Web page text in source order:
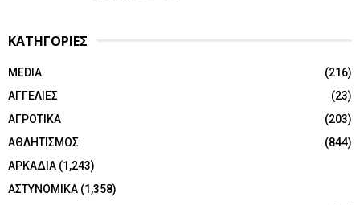
ΚΑΤΗΓΟΡΙΕΣ
MEDIA
(216)
ΑΓΓΕΛΙΕΣ
(23)
ΑΓΡΟΤΙΚΑ
(203)
ΑΘΛΗΤΙΣΜΟΣ
(844)
ΑΡΚΑΔΙΑ (1,243)
ΑΣΤΥΝΟΜΙΚΑ (1,358)